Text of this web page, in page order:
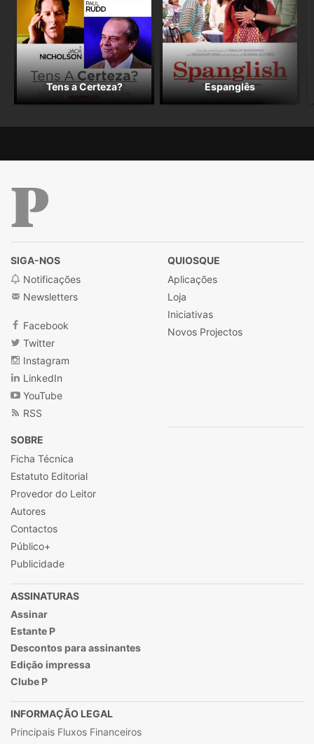
Tens a Certeza? Espanglês
SIGA-NOS
Notificações
Newsletters
Facebook
Twitter
Instagram
LinkedIn
YouTube
RSS
QUIOSQUE
Aplicações
Loja
Iniciativas
Novos Projectos
SOBRE
Ficha Técnica
Estatuto Editorial
Provedor do Leitor
Autores
Contactos
Público+
Publicidade
ASSINATURAS
Assinar
Estante P
Descontos para assinantes
Edição impressa
Clube P
INFORMAÇÃO LEGAL
Principais Fluxos Financeiros